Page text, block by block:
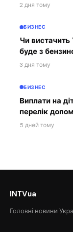
2 дня тому
БИЗНЕС
Чи вистачить
буде з
3 дня тому
БИЗНЕС
Виплати на
перелік
5 дней тому
INTVua
Головні новини